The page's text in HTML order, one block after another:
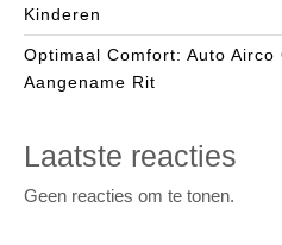
Kinderen
Optimaal Comfort: Auto Airco
Aangename Rit
Laatste reacties
Geen reacties om te tonen.